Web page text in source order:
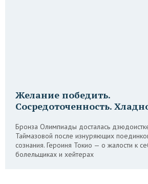
Желание победить.
Сосредоточенность.
Бронза Олимпиады досталась
Таймазовой после изнуряющих
сознания. Героиня Токио — о жалости к
болельщиках и хейтерах